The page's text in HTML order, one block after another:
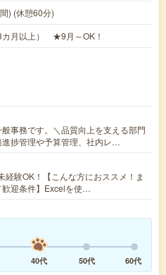
) (休憩60分)
カ月以上） ★9月～OK！
事務です。＼品質向上を支える部門
捗管理や予算管理、社内レ…
経験OK！【こんな方におススメ！ま
歓迎条件】Excelを使…
40代 50代 60代